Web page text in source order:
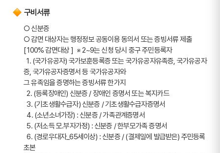
구비서류
○ 신분증
○ 감면 대상자는 행정정보 공동이용 동의서 또는 증빙서류 제출
[ 100% 감면대상 ]  ※ 2~9는 신청 당시 중구 주민등록자
  1. (국가유공자) 국가보훈등록증 또는 국가유공자유족증, 국가유공자
증, 국가유공자증명서 등 국가유공자와
그 유족임을 증명하는 증빙서류 한가지
  2. (등록장애인) 신분증 / 장애인 증명서 또는 복지카드
  3. (기초생활수급자) 신분증 / 기초생활수급자증명서
  4. (소년소녀가장) : 신분증 / 가족관계증명서
  5. (저소득 모.부자가정) : 신분증 / 한부모가족 증명서
  6. (경로우대자_65세이상) : 신분증 / (결제일에 발급받은) 주민등록
초본